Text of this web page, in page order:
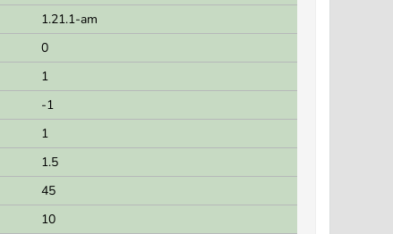
1.21.1-am
0
1
-1
1
1.5
45
10